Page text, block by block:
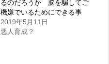
るのだろうか 脳を騙してご
機嫌でいるためにできる事
2019年5月11日
悪人育成？